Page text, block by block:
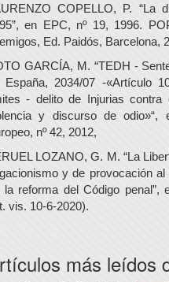
COPELLO, P. “La
en EPC, nº 19, 1996.
Ed. Paidós, Barcelona,
GARCÍA, M. “TEDH -
España, 2034/07 -«Artículo
- delito de Injurias
y discurso de odio»“,
nº 42, 2012,
LOZANO, G. M. “La
y de provocación
la reforma del Código penal”,
vis. 10-6-2020).
más leídos